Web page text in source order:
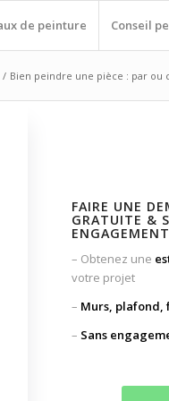
de peinture Conseil
/ Bien peindre une pièce : par ou
FAIRE UNE
GRATUITE &
ENGAGEMENT
– Obtenez une
votre projet
– Murs, plafond,
– Sans